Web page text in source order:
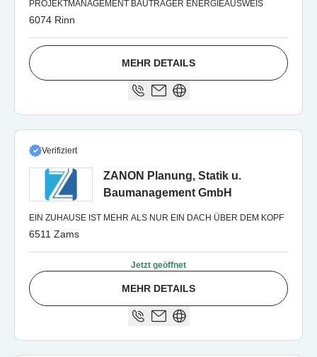
PROJEKTMANAGEMENT BAUTRÄGER ENERGIEAUSWEIS
6074 Rinn
MEHR DETAILS
Verifiziert
ZANON Planung, Statik u.
Baumanagement GmbH
EIN ZUHAUSE IST MEHR ALS NUR EIN DACH ÜBER DEM KOPF
6511 Zams
Jetzt geöffnet
MEHR DETAILS